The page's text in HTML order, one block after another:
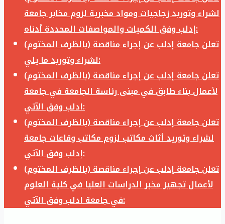
لشراء وتوريد زجاجيات ومواد مخبرية لزوم مخابر جامعة
إدلب وفق الكميات والمواصفات المحددة أدناه:
تعلن جامعة إدلب عن إجراء مناقصة (بالظرف المختوم)
لشراء وتوريد ما يلي:
تعلن جامعة إدلب عن إجراء مناقصة (بالظرف المختوم)
لأعمال بناء طابق في مبنى رئاسة الجامعة في جامعة
ادلب وفق الآتي:
تعلن جامعة إدلب عن إجراء مناقصة (بالظرف المختوم)
لشراء وتوريد أثاث مكاتب لزوم مكاتب وقاعات جامعة
إدلب وفق الآتي:
تعلن جامعة إدلب عن إجراء مناقصة (بالظرف المختوم)
لأعمال تجهيز مخبر الدراسات العليا في كلية العلوم
في جامعة ادلب وفق الآتي: